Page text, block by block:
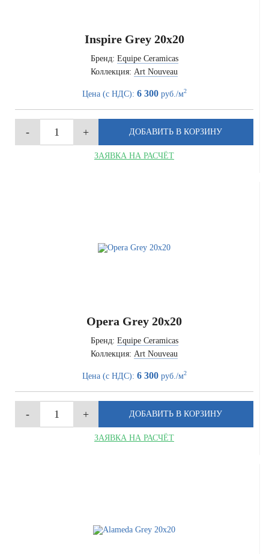
Inspire Grey 20x20
Бренд: Equipe Ceramicas
Коллекция: Art Nouveau
Цена (с НДС): 6 300руб./м2
ЗАЯВКА НА РАСЧЁТ
Opera Grey 20x20
Бренд: Equipe Ceramicas
Коллекция: Art Nouveau
Цена (с НДС): 6 300руб./м2
ЗАЯВКА НА РАСЧЁТ